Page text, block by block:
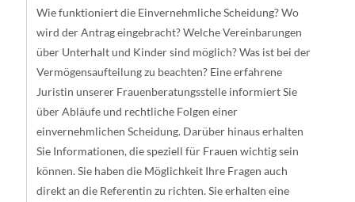
Wie funktioniert die Einvernehmliche Scheidung? Wo
wird der Antrag eingebracht? Welche Vereinbarungen
über Unterhalt und Kinder sind möglich? Was ist bei der
Vermögensaufteilung zu beachten? Eine erfahrene
Juristin unserer Frauenberatungsstelle informiert Sie
über Abläufe und rechtliche Folgen einer
einvernehmlichen Scheidung. Darüber hinaus erhalten
Sie Informationen, die speziell für Frauen wichtig sein
können. Sie haben die Möglichkeit Ihre Fragen auch
direkt an die Referentin zu richten. Sie erhalten eine